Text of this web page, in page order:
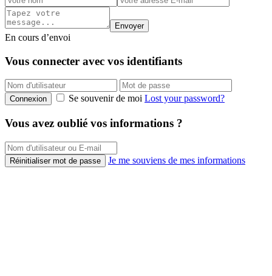
Envoyer
En cours d’envoi
Vous connecter avec vos identifiants
Connexion Se souvenir de moi Lost your password?
Vous avez oublié vos informations ?
Réinitialiser mot de passe Je me souviens de mes informations